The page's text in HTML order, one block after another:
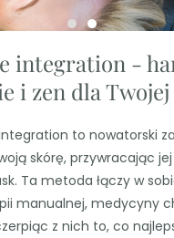
integration -
i zen dla
to nowatorski
skórę, przywracając
Ta metoda łączy w
manualnej, medycyny
z nich to, co